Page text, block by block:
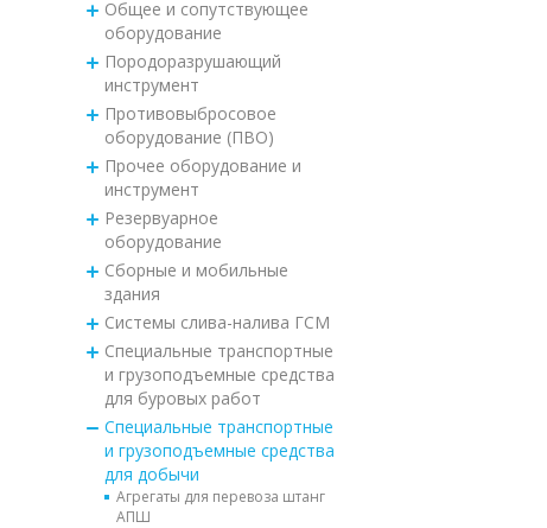
Общее и сопутствующее
оборудование
Породоразрушающий
инструмент
Противовыбросовое
оборудование (ПВО)
Прочее оборудование и
инструмент
Резервуарное
оборудование
Сборные и мобильные
здания
Системы слива-налива ГСМ
Специальные транспортные
и грузоподъемные средства
для буровых работ
Специальные транспортные
и грузоподъемные средства
для добычи
Агрегаты для перевоза штанг
АПШ